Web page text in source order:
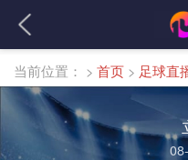
当前位置： > 首页 > 足球直